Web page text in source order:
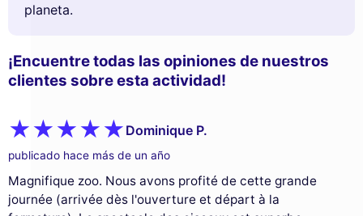
¡Encuentre todas las opiniones de nuestros
clientes sobre esta actividad!
Dominique P.
publicado hace más de un año
Magnifique zoo. Nous avons profité de cette grande
journée (arrivée dès l'ouverture et départ à la
planeta.